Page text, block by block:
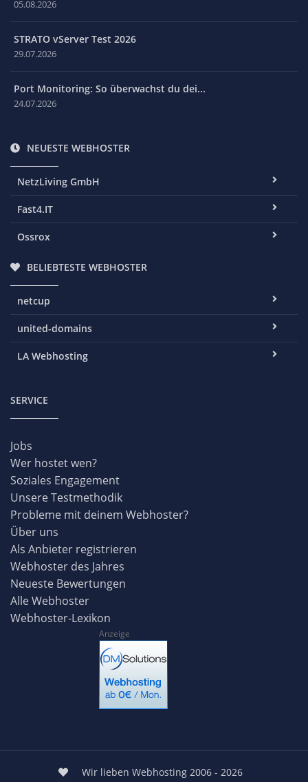
05.08.2026
STRATO vServer Test 2026
29.07.2026
Port Monitoring: So überwachst du dei...
24.07.2026
NEUESTE WEBHOSTER
NetzLiving GmbH
Fast4.IT
Ossrox
BELIEBTESTE WEBHOSTER
netcup
united-domains
LA Webhosting
SERVICE
Jobs
Wer hostet wen?
Soziales Engagement
Unsere Testmethodik
Probleme mit deinem Webhoster?
Über uns
Als Anbieter registrieren
Webhoster des Jahres
Neueste Bewertungen
Alle Webhoster
Webhoster-Lexikon
Anzeige
Wir lieben Webhosting 2006 - 2026